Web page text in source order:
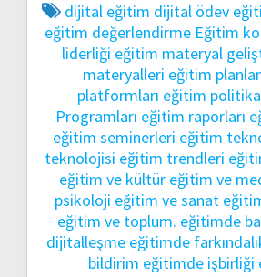
dijital eğitim dijital ödev
eğitim değerlendirme Eğitim
liderliği eğitim materyal
materyalleri eğitim
platformları eğitim
Programları eğitim raporları
eğitim seminerleri eğitim
teknolojisi eğitim trendleri
eğitim ve kültür eğitim ve
psikoloji eğitim ve sanat
eğitim ve toplum. eğitimde
dijitalleşme eğitimde
bildirim eğitimde işbirliği